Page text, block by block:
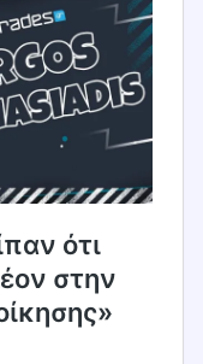
ότι
στην